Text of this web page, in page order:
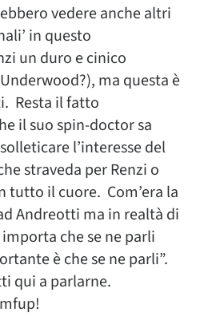
vedere anche altri
in questo
un duro e cinico
ma questa è
Resta il fatto
il suo spin-doctor sa
l’interesse del
straveda per Renzi o
tutto il cuore. Com’era la
Andreotti ma in realtà di
che se ne parli
è che se ne parli”.
qui a parlarne.